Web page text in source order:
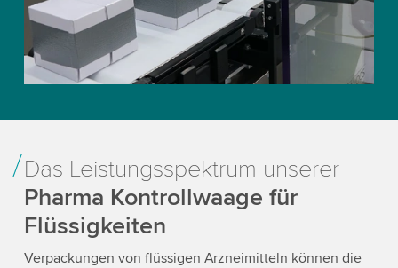
Das Leistungsspektrum unserer
Pharma Kontrollwaage für
Flüssigkeiten
Verpackungen von flüssigen Arzneimitteln können die